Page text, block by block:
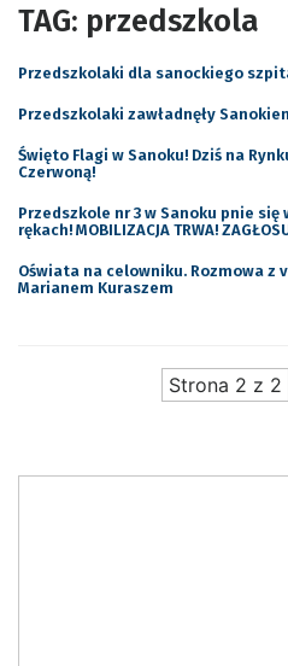
TAG: przedszkola
Przedszkolaki dla sanockiego
Przedszkolaki zawładnęły
Święto Flagi w Sanoku! Dziś na
Czerwoną!
Przedszkole nr 3 w Sanoku pnie się
rękach! MOBILIZACJA TRWA!
Oświata na celowniku. Rozmowa z
Marianem Kuraszem
Strona 2 z 2